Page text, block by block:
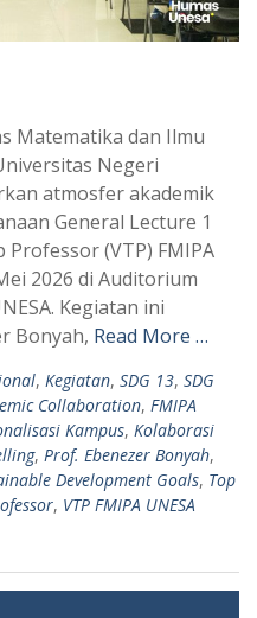
Matematika dan Ilmu
Negeri
atmosfer akademik
General Lecture 1
(VTP) FMIPA
2026 di Auditorium
Kegiatan ini
Bonyah, Read More …
, Kegiatan, SDG 13, SDG
Collaboration, FMIPA
Kampus, Kolaborasi
, Prof. Ebenezer Bonyah,
Development Goals, Top
, VTP FMIPA UNESA